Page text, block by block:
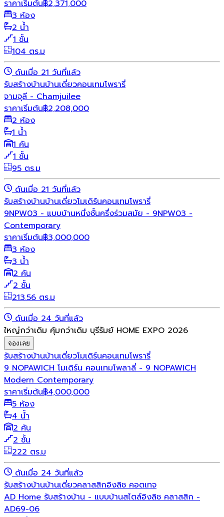
ราคาเริ่มต้น฿2,371,000
3 ห้อง
2 น้ำ
1 ชั้น
104 ตร.ม
ดันเมื่อ 21 วันที่แล้ว
รับสร้างบ้านบ้านเดี่ยวคอนเทมโพรารี่
จามจุลี - Chamjuilee
ราคาเริ่มต้น฿2,208,000
2 ห้อง
1 น้ำ
1 คัน
1 ชั้น
95 ตร.ม
ดันเมื่อ 21 วันที่แล้ว
รับสร้างบ้านบ้านเดี่ยวโมเดิร์นคอนเทมโพรารี่
9NPW03 - แบบบ้านหนึ่งชั้นครึ่งร่วมสมัย - 9NPW03 -
Contemporary
ราคาเริ่มต้น฿3,000,000
3 ห้อง
3 น้ำ
2 คัน
2 ชั้น
213.56 ตร.ม
ดันเมื่อ 24 วันที่แล้ว
ใหญ่กว่าเดิม คุ้มกว่าเดิม บุรีรัมย์ HOME EXPO 2026
จองเลย
รับสร้างบ้านบ้านเดี่ยวโมเดิร์นคอนเทมโพรารี่
9 NOPAWICH โมเดิร์น คอนเทมโพลาลี่ - 9 NOPAWICH
Modern Contemporary
ราคาเริ่มต้น฿4,000,000
5 ห้อง
4 น้ำ
2 คัน
2 ชั้น
222 ตร.ม
ดันเมื่อ 24 วันที่แล้ว
รับสร้างบ้านบ้านเดี่ยวคลาสสิกอิงลิช คอตเทจ
AD Home รับสร้างบ้าน - แบบบ้านสไตล์อิงลิช คลาสสิก -
AD69-06